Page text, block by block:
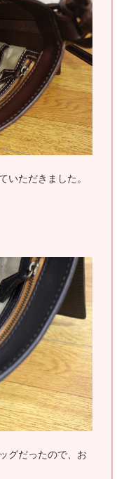
ただきました。
グだったので、お